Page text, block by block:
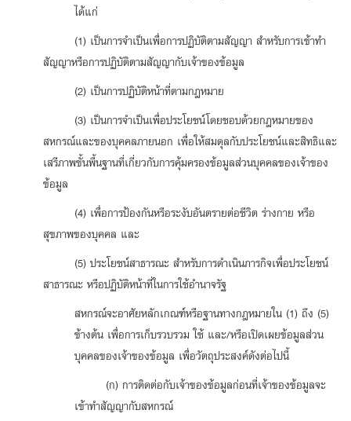
ได้แก่
(1) เป็นการจำเป็นเพื่อการปฏิบัติตามสัญญา สำหรับการเข้าทำ
สัญญาหรือการปฏิบัติตามสัญญากับเจ้าของข้อมูล
(2) เป็นการปฏิบัติหน้าที่ตามกฎหมาย
(3) เป็นการจำเป็นเพื่อประโยชน์โดยชอบด้วยกฎหมายของ
สหกรณ์และของบุคคลภายนอก เพื่อให้สมดุลกับประโยชน์และสิทธิและ
เสรีภาพขั้นพื้นฐานที่เกี่ยวกับการคุ้มครองข้อมูลส่วนบุคคลของเจ้าของ
ข้อมูล
(4) เพื่อการป้องกันหรือระงับอันตรายต่อชีวิต ร่างกาย หรือ
สุขภาพของบุคคล และ
(5) ประโยชน์สาธารณะ สำหรับการดำเนินภารกิจเพื่อประโยชน์
สาธารณะ หรือปฏิบัติหน้าที่ในการใช้อำนาจรัฐ
สหกรณ์จะอาศัยหลักเกณฑ์หรือฐานทางกฎหมายใน (1) ถึง (5)
ข้างต้น เพื่อการเก็บรวบรวม ใช้ และ/หรือเปิดเผยข้อมูลส่วน
บุคคลของเจ้าของข้อมูล เพื่อวัตถุประสงค์ดังต่อไปนี้
(ก) การติดต่อกับเจ้าของข้อมูลก่อนที่เจ้าของข้อมูลจะ
เข้าทำสัญญากับสหกรณ์